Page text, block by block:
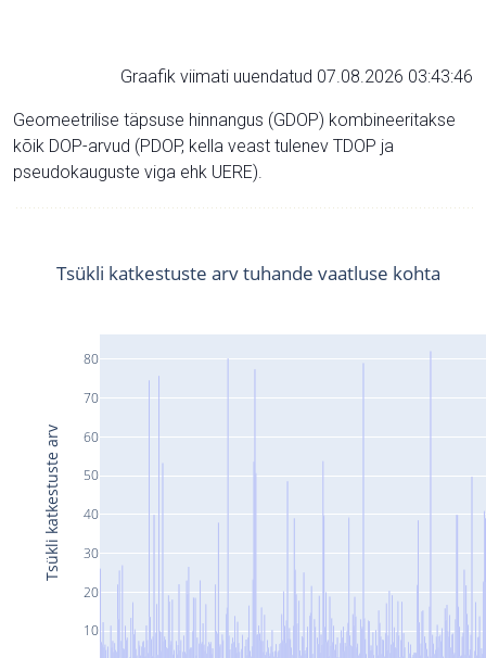
Graafik viimati uuendatud 07.08.2026 03:43:46
Geomeetrilise täpsuse hinnangus (GDOP) kombineeritakse
kõik DOP-arvud (PDOP, kella veast tulenev TDOP ja
pseudokauguste viga ehk UERE).
10
20
30
40
50
60
70
80
Tsükli katkestuste arv tuhande vaatluse kohta
Tsükli katkestuste arv